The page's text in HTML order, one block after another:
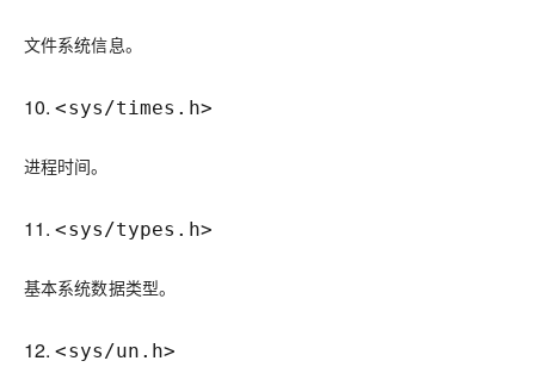
文件系统信息。
10.<sys/times.h>
进程时间。
11.<sys/types.h>
基本系统数据类型。
12.<sys/un.h>